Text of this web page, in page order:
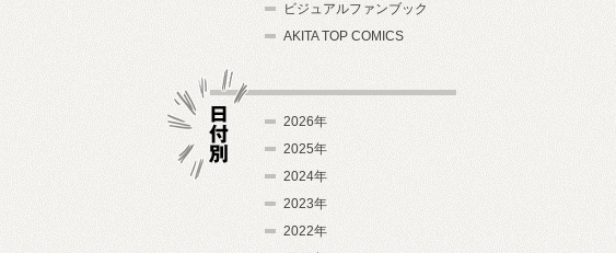
ビジュアルファンブック
AKITA TOP COMICS
2026年
2025年
2024年
2023年
2022年